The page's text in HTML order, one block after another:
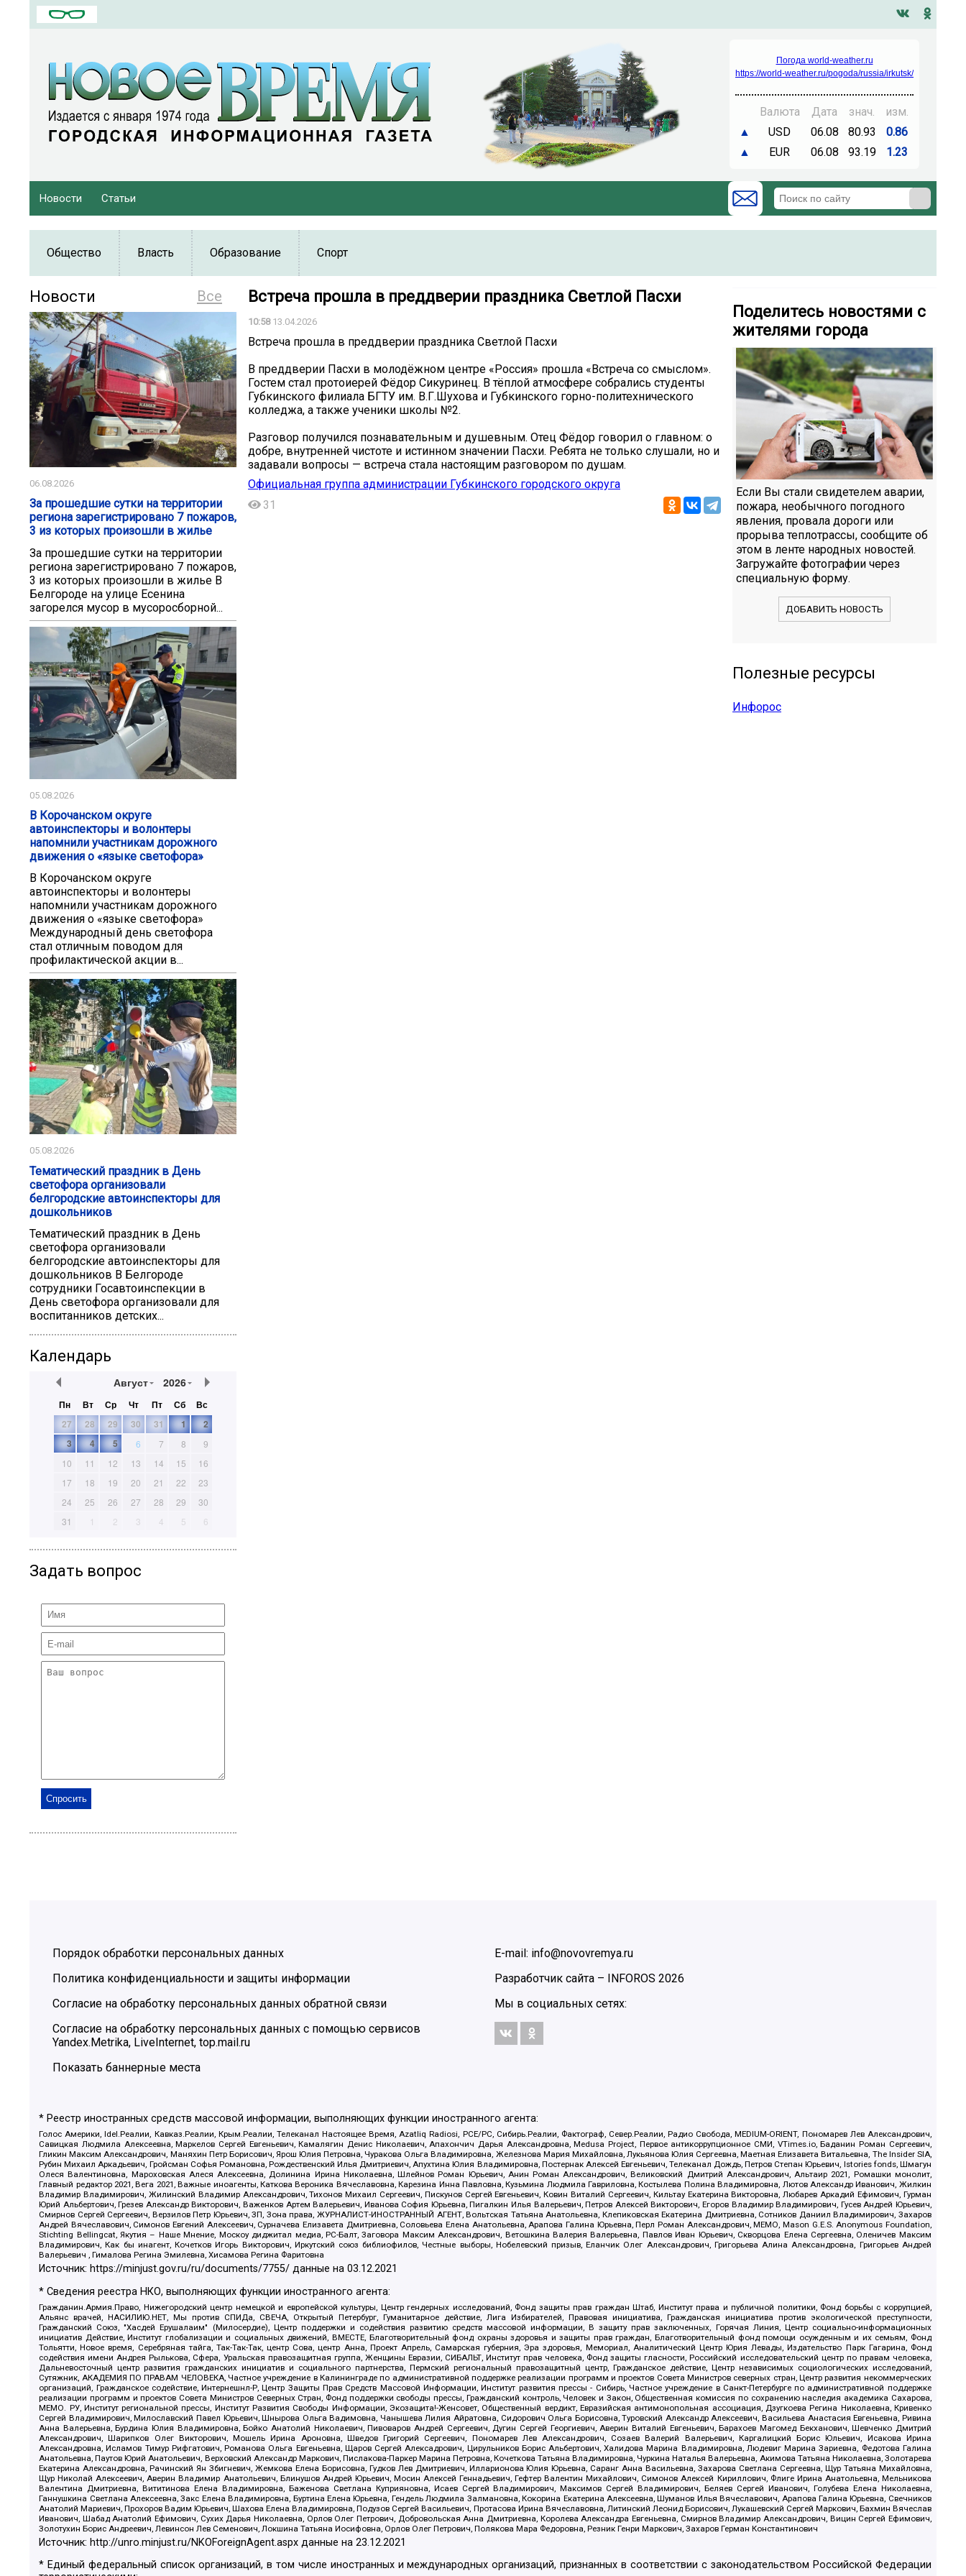
Погода world-weather.ru
https://world-weather.ru/pogoda/russia/irkutsk/
Валюта Дата знач.
изм.
▲
USD 06.08 80.93
0.86
▲
EUR 06.08 93.19 1.23
Новости Статьи
Общество Власть Образование Спорт
Все
Новости
06.08.2026
За прошедшие сутки на территории
региона зарегистрировано 7 пожаров,
3 из которых произошли в жилье
За прошедшие сутки на территории
региона зарегистрировано 7 пожаров,
3 из которых произошли в жилье В
Белгороде на улице Есенина
загорелся мусор в мусоросборной...
05.08.2026
В Корочанском округе
автоинспекторы и волонтеры
напомнили участникам дорожного
движения о «языке светофора»
В Корочанском округе
автоинспекторы и волонтеры
напомнили участникам дорожного
движения о «языке светофора»
Международный день светофора
стал отличным поводом для
профилактической акции в...
05.08.2026
Тематический праздник в День
светофора организовали
белгородские автоинспекторы для
дошкольников
Тематический праздник в День
светофора организовали
белгородские автоинспекторы для
дошкольников В Белгороде
сотрудники Госавтоинспекции в
День светофора организовали для
воспитанников детских...
Календарь
Август 2026
Пн Вт Ср Чт Пт Сб
Вс
27
28 29 30 31 1
2
3
4 5 6 7 8
9
10
11 12 13 14 15
16
17
18 19 20 21 22
23
24
25 26 27 28 29
30
31
1 2 3 4 5 6
Задать вопрос
Встреча прошла в преддверии праздника Светлой Пасхи
10:5813.04.2026
Встреча прошла в преддверии праздника Светлой Пасхи
В преддверии Пасхи в молодёжном центре «Россия» прошла «Встреча со смыслом».
Гостем стал протоиерей Фёдор Сикуринец. В тёплой атмосфере собрались студенты
Губкинского филиала БГТУ им. В.Г.Шухова и Губкинского горно-политехнического
колледжа, а также ученики школы №2.
Разговор получился познавательным и душевным. Отец Фёдор говорил о главном: о
добре, внутренней чистоте и истинном значении Пасхи. Ребята не только слушали, но и
задавали вопросы — встреча стала настоящим разговором по душам.
Официальная группа администрации Губкинского городского округа
31
Поделитесь новостями с
жителями города
Если Вы стали свидетелем аварии,
пожара, необычного погодного
явления, провала дороги или
прорыва теплотрассы, сообщите об
этом в ленте народных новостей.
Загружайте фотографии через
специальную форму.
ДОБАВИТЬ НОВОСТЬ
Полезные ресурсы
Инфорос
Порядок обработки персональных данных
Политика конфиденциальности и защиты информации
Согласие на обработку персональных данных обратной связи
Согласие на обработку персональных данных с помощью сервисов
Yandex.Metrika, LiveInternet, top.mail.ru
Показать баннерные места
E-mail: info@novovremya.ru
Разработчик сайта – INFOROS 2026
Мы в социальных сетях:
* Реестр иностранных средств массовой информации, выполняющих функции иностранного агента:
Голос Америки, Idel.Реалии, Кавказ.Реалии, Крым.Реалии, Телеканал Настоящее Время, Azatliq Radiosi, PCE/PC, Сибирь.Реалии, Фактограф, Север.Реалии, Радио Свобода, MEDIUM-ORIENT, Пономарев Лев Александрович,
Савицкая Людмила Алексеевна, Маркелов Сергей Евгеньевич, Камалягин Денис Николаевич, Апахончич Дарья Александровна, Medusa Project, Первое антикоррупционное СМИ, VTimes.io, Баданин Роман Сергеевич,
Гликин Максим Александрович, Маняхин Петр Борисович, Ярош Юлия Петровна, Чуракова Ольга Владимировна, Железнова Мария Михайловна, Лукьянова Юлия Сергеевна, Маетная Елизавета Витальевна, The Insider SIA,
Рубин Михаил Аркадьевич, Гройсман Софья Романовна, Рождественский Илья Дмитриевич, Апухтина Юлия Владимировна, Постернак Алексей Евгеньевич, Телеканал Дождь, Петров Степан Юрьевич, Istories fonds, Шмагун
Олеся Валентиновна, Мароховская Алеся Алексеевна, Долинина Ирина Николаевна, Шлейнов Роман Юрьевич, Анин Роман Александрович, Великовский Дмитрий Александрович, Альтаир 2021, Ромашки монолит,
Главный редактор 2021, Вега 2021, Важные иноагенты, Каткова Вероника Вячеславовна, Карезина Инна Павловна, Кузьмина Людмила Гавриловна, Костылева Полина Владимировна, Лютов Александр Иванович, Жилкин
Владимир Владимирович, Жилинский Владимир Александрович, Тихонов Михаил Сергеевич, Пискунов Сергей Евгеньевич, Ковин Виталий Сергеевич, Кильтау Екатерина Викторовна, Любарев Аркадий Ефимович, Гурман
Юрий Альбертович, Грезев Александр Викторович, Важенков Артем Валерьевич, Иванова София Юрьевна, Пигалкин Илья Валерьевич, Петров Алексей Викторович, Егоров Владимир Владимирович, Гусев Андрей Юрьевич,
Смирнов Сергей Сергеевич, Верзилов Петр Юрьевич, ЗП, Зона права, ЖУРНАЛИСТ-ИНОСТРАННЫЙ АГЕНТ, Вольтская Татьяна Анатольевна, Клепиковская Екатерина Дмитриевна, Сотников Даниил Владимирович, Захаров
Андрей Вячеславович, Симонов Евгений Алексеевич, Сурначева Елизавета Дмитриевна, Соловьева Елена Анатольевна, Арапова Галина Юрьевна, Перл Роман Александрович, МЕМО, Mason G.E.S. Anonymous Foundation,
Stichting Bellingcat, Якутия – Наше Мнение, Москоу диджитал медиа, РС-Балт, Заговора Максим Александрович, Ветошкина Валерия Валерьевна, Павлов Иван Юрьевич, Скворцова Елена Сергеевна, Оленичев Максим
Владимирович, Как бы инагент, Кочетков Игорь Викторович, Иркутский союз библиофилов, Честные выборы, Нобелевский призыв, Еланчик Олег Александрович, Григорьева Алина Александровна, Григорьев Андрей
Валерьевич , Гималова Регина Эмилевна, Хисамова Регина Фаритовна
Источник: https://minjust.gov.ru/ru/documents/7755/ данные на03.12.2021
* Сведения реестра НКО, выполняющих функции иностранного агента:
Гражданин.Армия.Право, Нижегородский центр немецкой и европейской культуры, Центр гендерных исследований, Фонд защиты прав граждан Штаб, Институт права и публичной политики, Фонд борьбы с коррупцией,
Альянс врачей, НАСИЛИЮ.НЕТ, Мы против СПИДа, СВЕЧА, Открытый Петербург, Гуманитарное действие, Лига Избирателей, Правовая инициатива, Гражданская инициатива против экологической преступности,
Гражданский Союз, "Хасдей Ерушалаим" (Милосердие), Центр поддержки и содействия развитию средств массовой информации, В защиту прав заключенных, Горячая Линия, Центр социально-информационных
инициатив Действие, Институт глобализации и социальных движений, ВМЕСТЕ, Благотворительный фонд охраны здоровья и защиты прав граждан, Благотворительный фонд помощи осужденным и их семьям, Фонд
Тольятти, Новое время, Серебряная тайга, Так-Так-Так, центр Сова, центр Анна, Проект Апрель, Самарская губерния, Эра здоровья, Мемориал, Аналитический Центр Юрия Левады, Издательство Парк Гагарина, Фонд
содействия имени Андрея Рылькова, Сфера, Уральская правозащитная группа, Женщины Евразии, СИБАЛЬТ, Институт прав человека, Фонд защиты гласности, Российский исследовательский центр по правам человека,
Дальневосточный центр развития гражданских инициатив и социального партнерства, Пермский региональный правозащитный центр, Гражданское действие, Центр независимых социологических исследований,
Сутяжник, АКАДЕМИЯ ПО ПРАВАМ ЧЕЛОВЕКА, Частное учреждение в Калининграде по административной поддержке реализации программ и проектов Совета Министров северных стран, Центр развития некоммерческих
организаций, Гражданское содействие, Интернешнл-Р, Центр Защиты Прав Средств Массовой Информации, Институт развития прессы - Сибирь, Частное учреждение в Санкт-Петербурге по административной поддержке
реализации программ и проектов Совета Министров Северных Стран, Фонд поддержки свободы прессы, Гражданский контроль, Человек и Закон, Общественная комиссия по сохранению наследия академика Сахарова,
МЕМО. РУ, Институт региональной прессы, Институт Развития Свободы Информации, Экозащита!-Женсовет, Общественный вердикт, Евразийская антимонопольная ассоциация, Дзугкоева Регина Николаевна, Кривенко
Сергей Владимирович, Милославский Павел Юрьевич, Шнырова Ольга Вадимовна, Чанышева Лилия Айратовна, Сидорович Ольга Борисовна, Туровский Александр Алексеевич, Васильева Анастасия Евгеньевна, Ривина
Анна Валерьевна, Бурдина Юлия Владимировна, Бойко Анатолий Николаевич, Пивоваров Андрей Сергеевич, Дугин Сергей Георгиевич, Аверин Виталий Евгеньевич, Барахоев Магомед Бекханович, Шевченко Дмитрий
Александрович, Шарипков Олег Викторович, Мошель Ирина Ароновна, Шведов Григорий Сергеевич, Пономарев Лев Александрович, Созаев Валерий Валерьевич, Каргалицкий Борис Юльевич, Исакова Ирина
Александровна, Исламов Тимур Рифгатович, Романова Ольга Евгеньевна, Щаров Сергей Алексадрович, Цирульников Борис Альбертович, Халидова Марина Владимировна, Людевиг Марина Зариевна, Федотова Галина
Анатольевна, Паутов Юрий Анатольевич, Верховский Александр Маркович, Пислакова-Паркер Марина Петровна, Кочеткова Татьяна Владимировна, Чуркина Наталья Валерьевна, Акимова Татьяна Николаевна, Золотарева
Екатерина Александровна, Рачинский Ян Збигневич, Жемкова Елена Борисовна, Гудков Лев Дмитриевич, Илларионова Юлия Юрьевна, Саранг Анна Васильевна, Захарова Светлана Сергеевна, Щур Татьяна Михайловна,
Щур Николай Алексеевич, Аверин Владимир Анатольевич, Блинушов Андрей Юрьевич, Мосин Алексей Геннадьевич, Гефтер Валентин Михайлович, Симонов Алексей Кириллович, Флиге Ирина Анатольевна, Мельникова
Валентина Дмитриевна, Вититинова Елена Владимировна, Баженова Светлана Куприяновна, Исаев Сергей Владимирович, Максимов Сергей Владимирович, Беляев Сергей Иванович, Голубева Елена Николаевна,
Ганнушкина Светлана Алексеевна, Закс Елена Владимировна, Буртина Елена Юрьевна, Гендель Людмила Залмановна, Кокорина Екатерина Алексеевна, Шуманов Илья Вячеславович, Арапова Галина Юрьевна, Свечников
Анатолий Мариевич, Прохоров Вадим Юрьевич, Шахова Елена Владимировна, Подузов Сергей Васильевич, Протасова Ирина Вячеславовна, Литинский Леонид Борисович, Лукашевский Сергей Маркович, Бахмин Вячеслав
Иванович, Шабад Анатолий Ефимович, Сухих Дарья Николаевна, Орлов Олег Петрович, Добровольская Анна Дмитриевна, Королева Александра Евгеньевна, Смирнов Владимир Александрович, Вицин Сергей Ефимович,
Золотухин Борис Андреевич, Левинсон Лев Семенович, Локшина Татьяна Иосифовна, Орлов Олег Петрович, Полякова Мара Федоровна, Резник Генри Маркович, Захаров Герман Константинович
Источник: http://unro.minjust.ru/NKOForeignAgent.aspx данные на23.12.2021
* Единый федеральный список организаций, в том числе иностранных и международных организаций, признанных в соответствии с законодательством Российской Федерации